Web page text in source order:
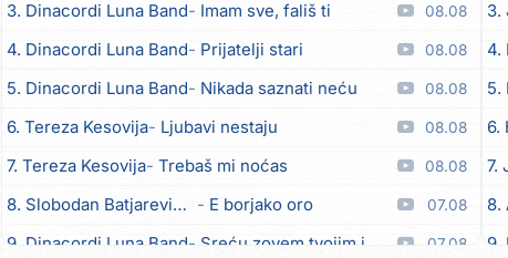
3. Dinacordi Luna Band Imam sve, fališ ti 08.08
4. Dinacordi Luna Band Prijatelji stari 08.08
5. Dinacordi Luna Band Nikada saznati neću 08.08
6. Tereza Kesovija Ljubavi nestaju 08.08
7. Tereza Kesovija Trebaš mi noćas 08.08
8. Slobodan Batjarević Čobe E borjako oro 07.08
9. Dinacordi Luna Band Sreću zovem tvojim imenom (feat. Kristina Smetko) 07.08
3.
4.
5.
6.
7.
8.
9.